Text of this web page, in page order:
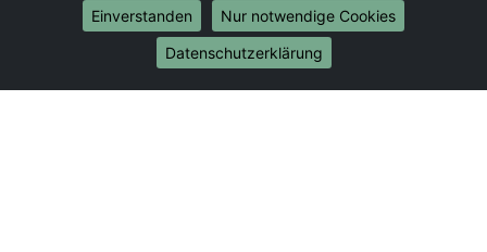
Umzug von Herne nach Bonn
Umzug von Herne nach Münster
Einverstanden
Nur notwendige Cookies
Datenschutzerklärung